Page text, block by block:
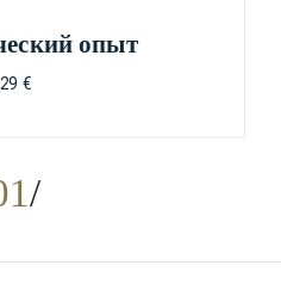
опыт
29 €